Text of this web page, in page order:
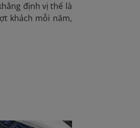
định vị thế là
khách mỗi năm,